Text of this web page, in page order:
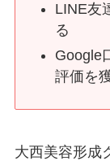
LINE友
る
Google
評価を
大西美容形成